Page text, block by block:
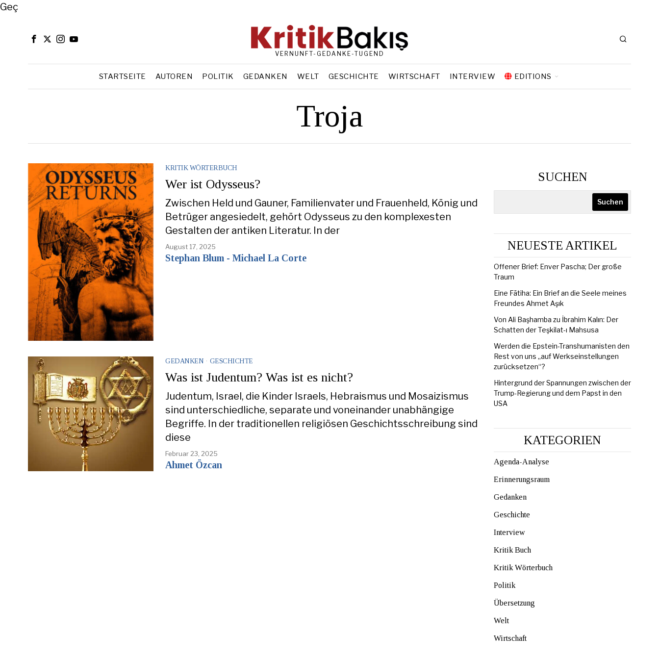
Close
Geç
VERNUNFT-GEDANKE-TUGEND
STARTSEITE AUTOREN POLITIK GEDANKEN WELT GESCHICHTE WIRTSCHAFT INTERVIEW EDITIONS
Troja
KRITIK WÖRTERBUCH
Wer ist Odysseus?
Zwischen Held und Gauner, Familienvater und Frauenheld, König und
Betrüger angesiedelt, gehört Odysseus zu den komplexesten
Gestalten der antiken Literatur. In der
August 17, 2025
Stephan Blum - Michael La Corte
GEDANKEN · GESCHICHTE
Was ist Judentum? Was ist es nicht?
Judentum, Israel, die Kinder Israels, Hebraismus und Mosaizismus
sind unterschiedliche, separate und voneinander unabhängige
Begriffe. In der traditionellen religiösen Geschichtsschreibung sind
diese
Februar 23, 2025
Ahmet Özcan
SUCHEN
Suchen
NEUESTE ARTIKEL
Offener Brief: Enver Pascha; Der große
Traum
Eine Fātiha: Ein Brief an die Seele meines
Freundes Ahmet Aşık
Von Ali Başhamba zu İbrahim Kalın: Der
Schatten der Teşkilat-ı Mahsusa
Werden die Epstein-Transhumanisten den
Rest von uns „auf Werkseinstellungen
zurücksetzen“?
Hintergrund der Spannungen zwischen der
Trump-Regierung und dem Papst in den
USA
KATEGORIEN
Agenda-Analyse
Erinnerungsraum
Gedanken
Geschichte
Interview
Kritik Buch
Kritik Wörterbuch
Politik
Übersetzung
Welt
Wirtschaft